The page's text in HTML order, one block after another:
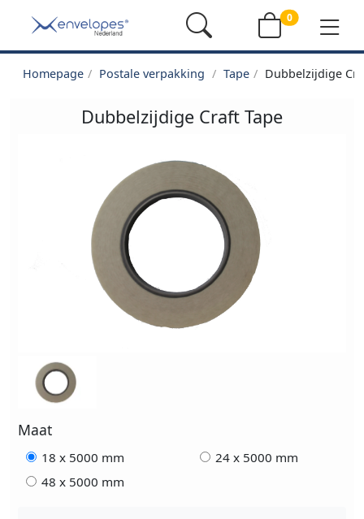
0
Homepage Postale verpakking Tape Dubbelzijdige
Dubbelzijdige Craft Tape
Maat
18 x 5000 mm
24 x 5000 mm
48 x 5000 mm